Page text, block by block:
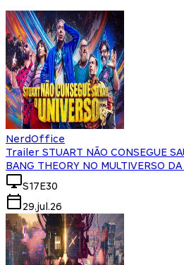
NerdOffice
Trailer STUART NÃO CONSEGUE
BANG THEORY NO MULTIVERSO DA
S17E30
29.jul.26